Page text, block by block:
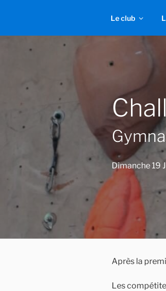
Le club
Dimanche 19
Après la
Les